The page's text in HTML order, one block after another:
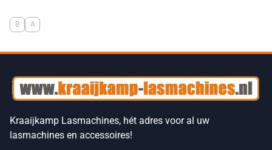
B A
Kraaijkamp Lasmachines, hét adres voor al uw
lasmachines en accessoires!